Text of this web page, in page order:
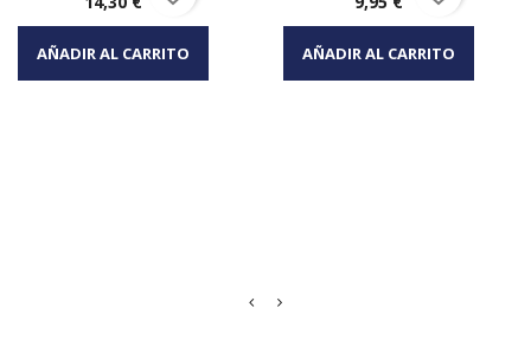
AÑADIR AL CARRITO AÑADIR AL CARRITO